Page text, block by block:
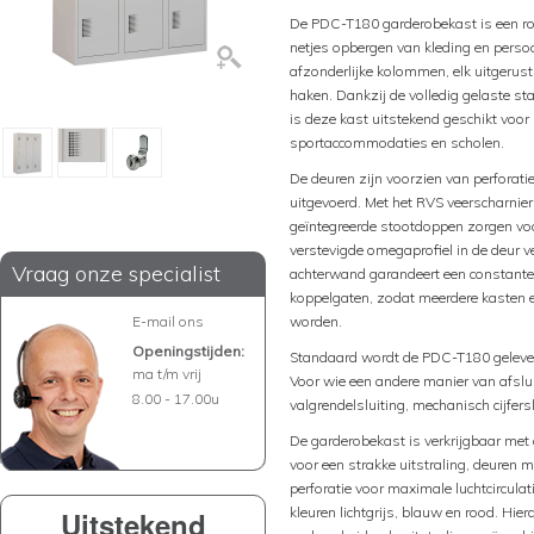
Vraag onze specialist
E-mail ons
Openingstijden:
ma t/m vrij
8.00 - 17.00u
Uitstekend
De PDC-T180 garderobekast is een
netjes opbergen van kleding en
afzonderlijke kolommen, elk
haken. Dankzij de volledig gelaste
is deze kast uitstekend geschikt
sportaccommodaties en scholen.
De deuren zijn voorzien van
uitgevoerd. Met het RVS
geïntegreerde stootdoppen zorgen
verstevigde omegaprofiel in de deur
achterwand garandeert een
koppelgaten, zodat meerdere kasten
worden.
Standaard wordt de PDC-T180
Voor wie een andere manier van
valgrendelsluiting, mechanisch
De garderobekast is verkrijgbaar
voor een strakke uitstraling, deuren
perforatie voor maximale
kleuren lichtgrijs, blauw en rood.